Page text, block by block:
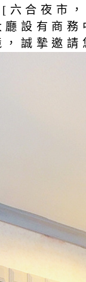
合夜市
設有商務
誠摯邀請